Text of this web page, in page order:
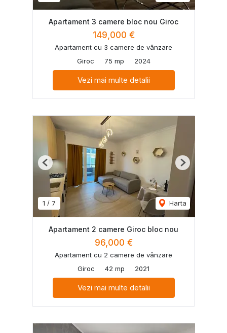
Apartament 3 camere bloc nou Giroc
149,000 €
Apartament cu 3 camere de vânzare
Giroc
75 mp 2024
Vezi mai multe detalii
1 / 7 Harta
Previous Next
Apartament 2 camere Giroc bloc nou
96,000 €
Apartament cu 2 camere de vânzare
Giroc
42 mp 2021
Vezi mai multe detalii